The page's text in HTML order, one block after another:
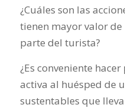
¿Cuáles son las
tienen mayor valor
parte del turista?
¿Es conveniente
activa al huésped de
sustentables que